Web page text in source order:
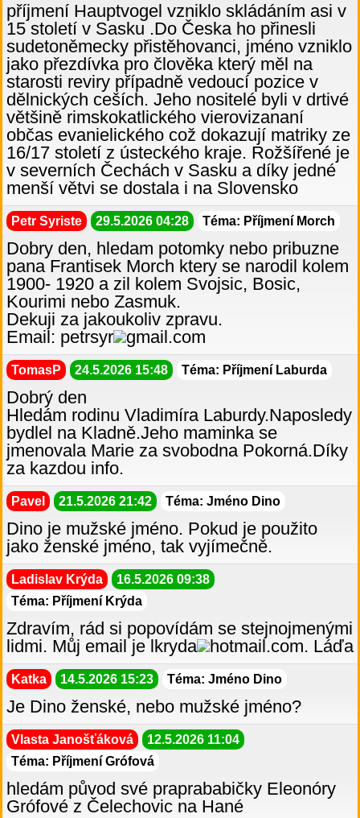
příjmení Hauptvogel vzniklo skládáním asi v
15 století v Sasku .Do Česka ho přinesli
sudetoněmecky přistěhovanci, jméno vzniklo
jako přezdívka pro člověka který měl na
starosti reviry případně vedoucí pozice v
dělnických ceších. Jeho nositelé byli v drtivé
většině rimskokatlického vierovizananí
občas evanielického což dokazují matriky ze
16/17 století z ústeckého kraje. Rožšířené je
v severních Čechách v Sasku a díky jedné
menší větvi se dostala i na Slovensko
Petr Syriste 29.5.2026 04:28 Téma: Příjmení Morch
Dobry den, hledam potomky nebo pribuzne
pana Frantisek Morch ktery se narodil kolem
1900- 1920 a zil kolem Svojsic, Bosic,
Kourimi nebo Zasmuk.
Dekuji za jakoukoliv zpravu.
Email: petrsyr
gmail.com
TomasP 24.5.2026 15:48 Téma: Příjmení Laburda
Dobrý den
Hledám rodinu Vladimíra Laburdy.Naposledy
bydlel na Kladně.Jeho maminka se
jmenovala Marie za svobodna Pokorná.Díky
za kazdou info.
Pavel 21.5.2026 21:42 Téma: Jméno Dino
Dino je mužské jméno. Pokud je použito
jako ženské jméno, tak vyjímečně.
Ladislav Krýda
16.5.2026 09:38
Téma: Příjmení Krýda
Zdravím, rád si popovídám se stejnojmenými
lidmi. Můj email je lkryda
hotmail.com. Láďa
Katka 14.5.2026 15:23 Téma: Jméno Dino
Je Dino ženské, nebo mužské jméno?
Vlasta Janošťáková
12.5.2026 11:04
Téma: Příjmení Grófová
hledám původ své praprababičky Eleonóry
Grófové z Čelechovic na Hané